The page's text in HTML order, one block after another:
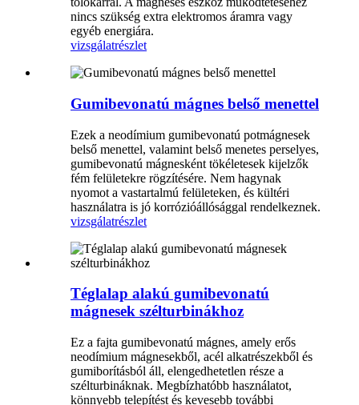
nincs szükség extra elektromos áramra vagy
egyéb energiára.
vizsgálatrészlet
Gumibevonatú mágnes belső menettel
Ezek a neodímium gumibevonatú potmágnesek
belső menettel, valamint belső menetes perselyes,
gumibevonatú mágnesként tökéletesek kijelzők
fém felületekre rögzítésére. Nem hagynak
nyomot a vastartalmú felületeken, és kültéri
használatra is jó korrózióállósággal rendelkeznek.
vizsgálatrészlet
Téglalap alakú gumibevonatú
mágnesek szélturbinákhoz
Ez a fajta gumibevonatú mágnes, amely erős
neodímium mágnesekből, acél alkatrészekből és
gumiborításból áll, elengedhetetlen része a
szélturbináknak. Megbízhatóbb használatot,
könnyebb telepítést és kevesebb további